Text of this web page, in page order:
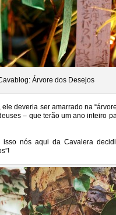
Árvore dos Desejos
deveria ser amarrado na
– que terão um ano inteiro
isso nós aqui da Cavalera